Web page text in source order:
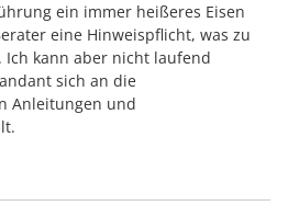
ein immer heißeres Eisen
eine Hinweispflicht, was zu
Ich kann aber nicht laufend
sich an die
Anleitungen und